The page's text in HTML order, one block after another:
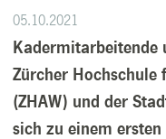
05.10.2021
Kadermitarbeitende
Zürcher Hochschule
(ZHAW) und der
sich zu einem